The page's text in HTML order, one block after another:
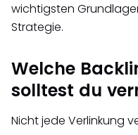
wichtigsten
Strategie.
Welche
solltest du
Nicht jede Verlinkung